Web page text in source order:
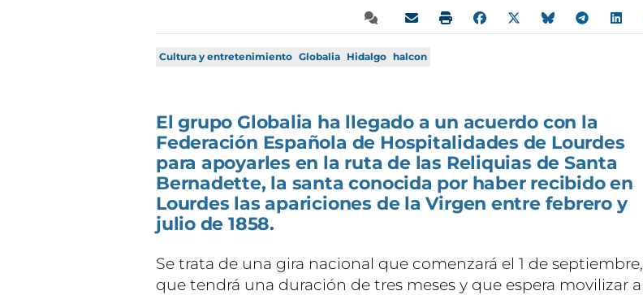
Cultura y entretenimiento Globalia Hidalgo halcon
El grupo Globalia ha llegado a un acuerdo con la
Federación Española de Hospitalidades de Lourdes
para apoyarles en la ruta de las Reliquias de Santa
Bernadette, la santa conocida por haber recibido en
Lourdes las apariciones de la Virgen entre febrero y
julio de 1858.
Se trata de una gira nacional que comenzará el 1 de septiembre,
que tendrá una duración de tres meses y que espera movilizar a